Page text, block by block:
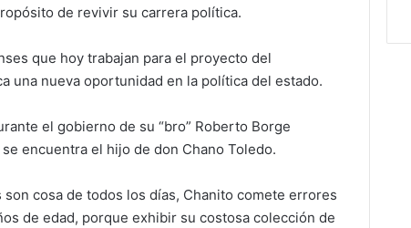
de revivir su carrera política.
que hoy trabajan para el proyecto del
una nueva oportunidad en la política del estado.
el gobierno de su “bro” Roberto Borge
encuentra el hijo de don Chano Toledo.
cosa de todos los días, Chanito comete errores
de edad, porque exhibir su costosa colección de